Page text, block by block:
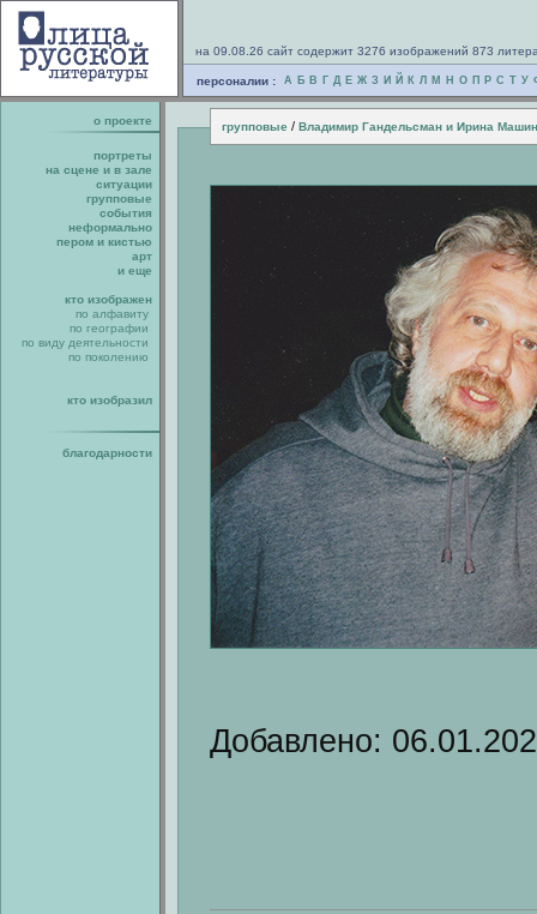
на 09.08.26 сайт содержит 3276 изображений 873
персоналии : А Б В Г Д Е Ж З И Й К Л М Н О П Р С Т У
о проекте групповые / Владимир Гандельсман и Ирина
портреты
на сцене и в зале
ситуации
групповые
события
неформально
пером и кистью
арт
и еще
кто изображен
по алфавиту
по географии
по виду деятельности
по поколению
кто изобразил
благодарности
Добавлено: